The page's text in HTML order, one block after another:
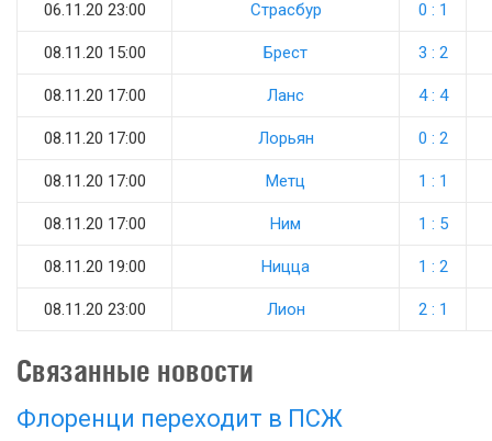
06.11.20 23:00 Страсбур 0 : 1
08.11.20 15:00 Брест 3 : 2
08.11.20 17:00 Ланс 4 : 4
08.11.20 17:00 Лорьян 0 : 2
08.11.20 17:00 Метц 1 : 1
08.11.20 17:00 Ним 1 : 5
08.11.20 19:00 Ницца 1 : 2
08.11.20 23:00 Лион 2 : 1
Связанные новости
Флоренци переходит в ПСЖ